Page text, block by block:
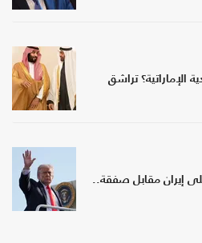
الإماراتية؟ تراشق
إيران مقابل صفقة..